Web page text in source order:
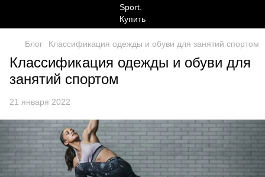
Блог Классификация одежды и обуви для занятий спортом
Классификация одежды и обуви для
занятий спортом
21 января 2022